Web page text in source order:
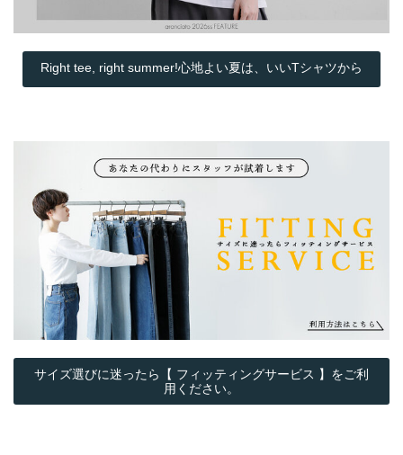
Right tee, right summer!心地よい夏は、いいTシャツから
サイズ選びに迷ったら【 フィッティングサービス 】をご利
用ください。